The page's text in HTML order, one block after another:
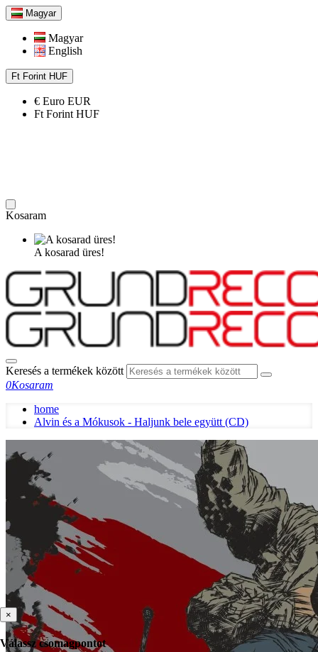
Magyar
Magyar
English
Ft Forint HUF
€ Euro EUR
Ft Forint HUF
Kosaram
A kosarad üres!
Keresés a termékek között
0Kosaram
home
Alvin és a Mókusok - Haljunk bele együtt (CD)
×
Válassz csomagpontot